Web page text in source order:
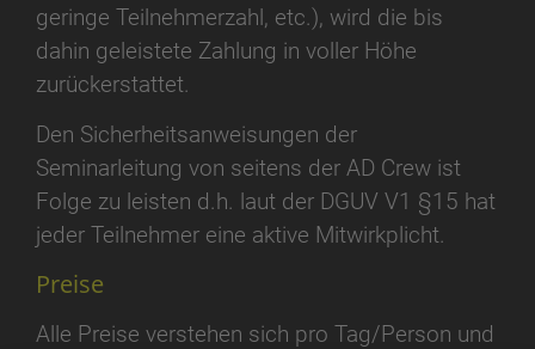
geringe Teilnehmerzahl, etc.), wird die bis
dahin geleistete Zahlung in voller Höhe
zurückerstattet.
Den Sicherheitsanweisungen der
Seminarleitung von seitens der AD Crew ist
Folge zu leisten d.h. laut der DGUV V1 §15 hat
jeder Teilnehmer eine aktive Mitwirkplicht.
Preise
Alle Preise verstehen sich pro Tag/Person und